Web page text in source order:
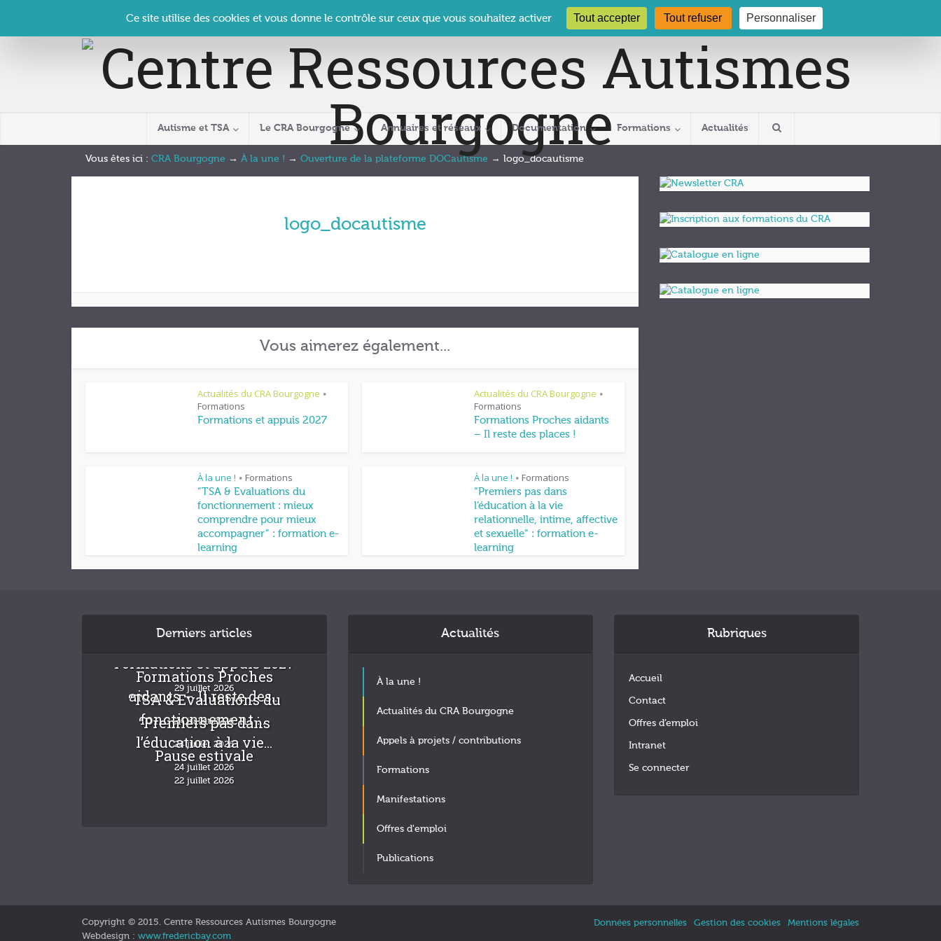
Contact Se connecter | CRA Bourgogne – Le Clos des Présidents – 19-21 rue Coty – 21 000 DIJON cra@crabourgogne.org 03 80 29 54 19
Autisme et TSA Le CRA Bourgogne Annuaires et réseaux Documentation Formations Actualités
Vous êtes ici : CRA Bourgogne → À la une ! → Ouverture de la plateforme DOCautisme → logo_docautisme
logo_docautisme
Vous aimerez également...
Actualités du CRA Bourgogne •
Formations
Formations et appuis 2027
Actualités du CRA Bourgogne •
Formations
Formations Proches aidants
– Il reste des places !
À la une ! • Formations
“TSA & Evaluations du
fonctionnement : mieux
comprendre pour mieux
accompagner” : formation e-
learning
À la une ! • Formations
“Premiers pas dans
l’éducation à la vie
relationnelle, intime, affective
et sexuelle” : formation e-
learning
Derniers articles
Formations et appuis 2027
29 juillet 2026
Formations Proches
aidants – Il reste des...
24 juillet 2026
“TSA & Evaluations du
fonctionnement :...
24 juillet 2026
“Premiers pas dans
l’éducation à la vie...
24 juillet 2026
Pause estivale
22 juillet 2026
Actualités
À la une !
Actualités du CRA Bourgogne
Appels à projets / contributions
Formations
Manifestations
Offres d'emploi
Publications
Rubriques
Accueil
Contact
Offres d’emploi
Intranet
Se connecter
Copyright © 2015. Centre Ressources Autismes Bourgogne
Webdesign : www.fredericbay.com
Données personnelles Gestion des cookies Mentions légales
Ce site utilise des cookies et vous donne le contrôle sur ceux que vous souhaitez activer Tout accepter Tout refuser Personnaliser